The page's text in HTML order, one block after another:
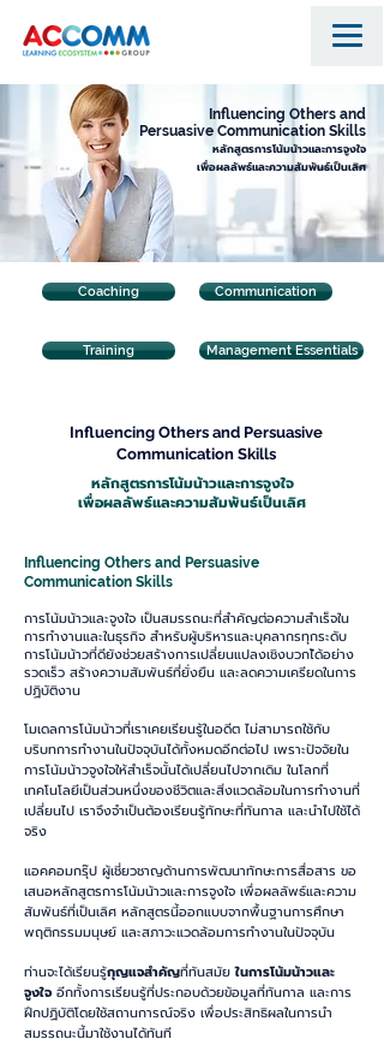
Influencing Others and
Persuasive Communication Skills
หลักสูตรการโน้มน้าวและการจูงใจ
เพื่อผลลัพธ์และความสัมพันธ์เป็นเลิศ
Coaching
Training
Communication
Management Essentials
Influencing Others and Persuasive
Communication Skills
หลักสูตรการโน้มน้าวและการจูงใจ
เพื่อผลลัพธ์และความสัมพันธ์เป็นเลิศ
Influencing Others and Persuasive
Communication Skills
การโน้มน้าวและจูงใจ เป็นสมรรถนะที่สำคัญต่อความสำเร็จใน
การทำงานและในธุรกิจ สำหรับผู้บริหารและบุคลากรทุกระดับ
การโน้มน้าวที่ดียังช่วยสร้างการเปลี่ยนแปลงเชิงบวกไ้ด้อย่าง
รวดเร็ว สร้างความสัมพันธ์ที่ยั่งยืน และลดความเครียดในการ
ปฏิบัติงาน
โมเดลการโน้มน้าวที่เราเคยเรียนรู้ในอดีต ไม่สามารถใช้กับ
บริบทการทำงานในปัจจุบันได้ทั้งหมดอีกต่อไป เพราะปัจจัยใน
การโน้มน้าวจูงใจให้สำเร็จนั้นได้เปลี่ยนไปจากเดิม ในโลกที่
เทคโนโลยีเป็นส่วนหนึ่งของชีวิตและสิ่งแวดล้อมในการทำงานที่
เปลี่ยนไป เราจึงจำเป็นต้องเรียนรู้ทักษะที่ทันกาล และนำไปใช้ได้
จริง
แอคคอมกรุ๊ป ผู้เชี่ยวชาญด้านการพัฒนาทักษะการสื่อสาร ขอ
เสนอหลักสูตรการโน้มน้าวและการจูงใจ เพื่อผลลัพธ์และความ
สัมพันธ์ที่เป็นเลิศ หลักสูตรนี้ออกแบบจากพื้นฐานการศึกษา
พฤติกรรมมนุษย์ และสภาวะแวดล้อมการทำงานในปัจจุบัน
ท่านจะได้เรียนรู้กุญแจสำคัญที่ทันสมัยในการโน้มน้าวและ
จูงใจอีกทั้งการเรียนรู้ที่ประกอบด้วยข้อมูลที่ทันกาล และการ
ฝึกปฏิบัติโดยใช้สถานการณ์จริง เพื่อประสิทธิผลในการนำ
สมรรถนะนี้มาใช้งานได้ทันที